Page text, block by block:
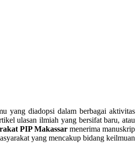
yang diadopsi dalam berbagai aktivitas
ulasan ilmiah yang bersifat baru, atau
PIP Makassarmenerima manuskrip
yang mencakup bidang keilmuan